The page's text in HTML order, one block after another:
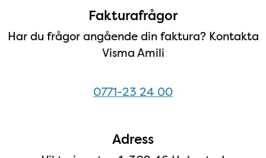
Fakturafrågor
Har du frågor angående din faktura? Kontakta
Visma Amili
0771-23 24 00
Adress